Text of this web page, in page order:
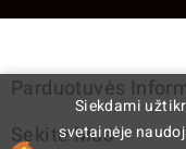
Parduotuvės
Sekite Mus
Siekdami
svetainėje